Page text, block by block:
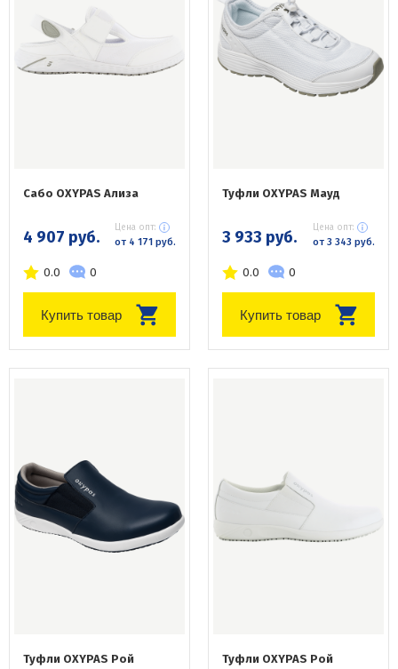
Сабо OXYPAS Ализа
4 907 руб. Цена опт:
от 4 171 руб.
0.0 0
Купить товар
Туфли OXYPAS Мауд
3 933 руб. Цена опт:
от 3 343 руб.
0.0 0
Купить товар
Туфли OXYPAS Рой
Туфли OXYPAS Рой